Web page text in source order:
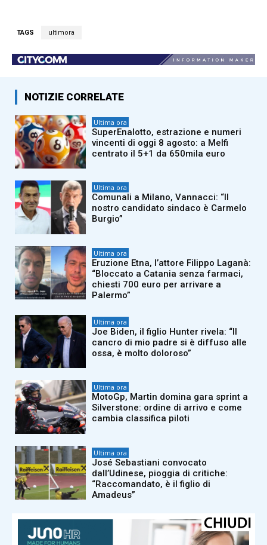
TAGS ultimora
NOTIZIE CORRELATE
Ultima ora
SuperEnalotto, estrazione e numeri
vincenti di oggi 8 agosto: a Melfi
centrato il 5+1 da 650mila euro
Ultima ora
Comunali a Milano, Vannacci: “Il
nostro candidato sindaco è Carmelo
Burgio”
Ultima ora
Eruzione Etna, l’attore Filippo Laganà:
“Bloccato a Catania senza farmaci,
chiesti 700 euro per arrivare a
Palermo”
Ultima ora
Joe Biden, il figlio Hunter rivela: “Il
cancro di mio padre si è diffuso alle
ossa, è molto doloroso”
Ultima ora
MotoGp, Martin domina gara sprint a
Silverstone: ordine di arrivo e come
cambia classifica piloti
Ultima ora
José Sebastiani convocato
dall’Udinese, pioggia di critiche:
“Raccomandato, è il figlio di
Amadeus”
Ultima ora
Ostia, investe ciclista sulla via
Litoranea e fugge: denunciato